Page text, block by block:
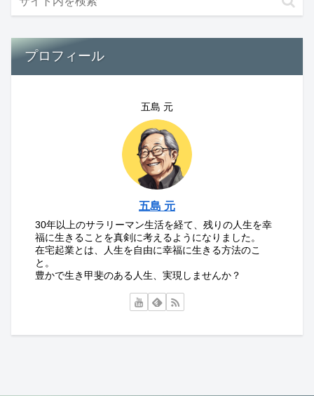
プロフィール
五島 元
五島 元
30年以上のサラリーマン生活を経て、残りの人生を幸
福に生きることを真剣に考えるようになりました。
在宅起業とは、人生を自由に幸福に生きる方法のこ
と。
豊かで生き甲斐のある人生、実現しませんか？